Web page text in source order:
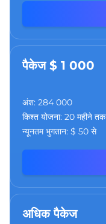
पैकेज $ 1 000
अंश: 284 000
किश्त योजना: 20 महीने तक
न्यूनतम भुगतान: $ 50 से
अधिक पैकेज